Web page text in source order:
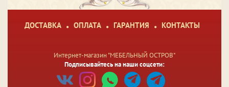
ДОСТАВКА ОПЛАТА ГАРАНТИЯ КОНТАКТЫ
Интернет-магазин "МЕБЕЛЬНЫЙ ОСТРОВ"
Подписывайтесь на наши соцсети: